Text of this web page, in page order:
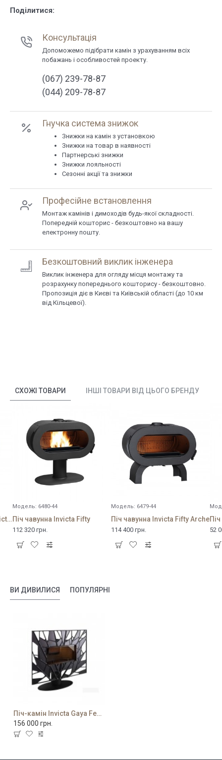
Поділитися:
Консультація
Допоможемо підібрати камін з урахуванням всіх
побажань і особливостей проекту.
(067) 239-78-87
(044) 209-78-87
Гнучка система знижок
Знижки на камін з установкою
Знижки на товар в наявності
Партнерські знижки
Знижки лояльності
Сезонні акції та знижки
Професійне встановлення
Монтаж камінів і димоходів будь-якої складності.
Попередній кошторис - безкоштовно на вашу
електронну пошту.
Безкоштовний виклик інженера
Виклик інженера для огляду місця монтажу та
розрахунку попереднього кошторису - безкоштовно.
Пропозиція діє в Києві та Київській області (до 10 км
від Кільцевої).
СХОЖІ ТОВАРИ ІНШІ ТОВАРИ ВІД ЦЬОГО БРЕНДУ
Піч чавунна з емаллю Invicta Fifty Arche
Модель: 6480-44
Піч чавунна Invicta Fifty
112 320 грн.
Модель: 6479-44
Піч чавунна Invicta Fifty Arche
114 400 грн. 52
ВИ ДИВИЛИСЯ ПОПУЛЯРНІ
Піч-камін Invicta Gaya Feuille
156 000 грн.